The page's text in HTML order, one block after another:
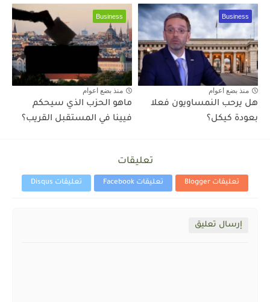
Business
منذ بضع اعوام
هل يرحب النمساويون فعلا
بعودة كيكل؟
Business
منذ بضع اعوام
ماهو الحزب الذي سيحكم
فيينا في المستقبل القريب؟
تعليقات
تعليقات Blogger تعليقات Facebook تعليقات Disqus
إرسال تعليق